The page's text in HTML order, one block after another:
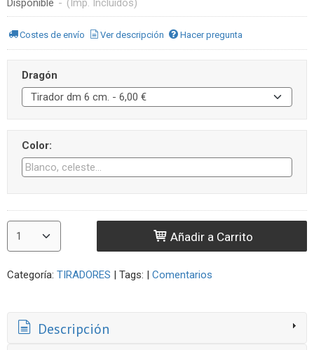
Disponible - (Imp. Incluidos)
Costes de envío Ver descripción Hacer pregunta
Dragón
Color:
Añadir a Carrito
Categoría: TIRADORES Tags: Comentarios
Descripción